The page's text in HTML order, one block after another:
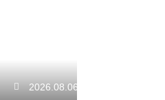
2026.08.06